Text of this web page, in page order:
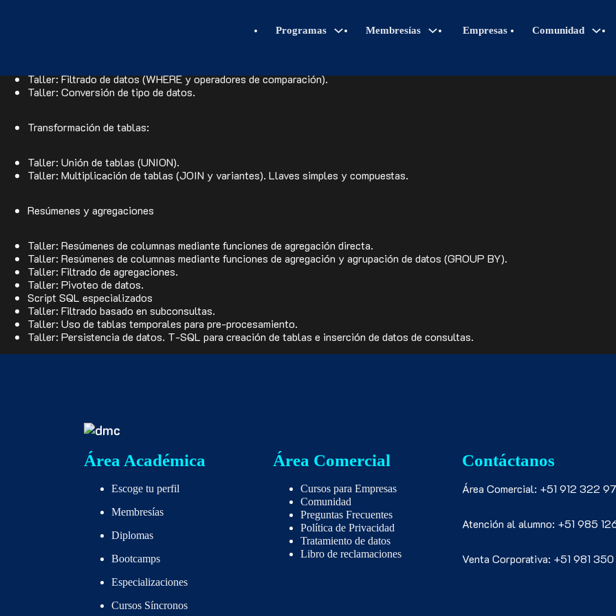
Programas Membresías Empresas Comunidad
Taller: Operaciones entre columnas: operadores y funciones para columnas tipo número, tipo fecha y tipo texto.
Taller: Filtrado de datos (WHERE y operadores de comparación).
Taller: Conversión de tipo de datos.
Transformación de tablas:
Taller: Unión de tablas (UNION).
Taller: Multiplicación de tablas (JOIN y variantes). Llaves simples y compuestas.
Resúmenes y agregaciones
Taller: Resúmenes de columnas mediante funciones de agregación directa.
Taller: Resúmenes de columnas mediante funciones de agregación y agrupación de datos (GROUP BY).
Taller: Filtrado de agregaciones.
Taller: Pivoteo de datos.
Script SQL especializados
Taller: Filtrado basado en subconsultas.
Taller: Uso de tablas temporales para pre-procesamiento.
Taller: Persistencia de datos. T-SQL para creación de tablas e inserción de datos de consultas.
Área Académica
Escoge tu perfil
Membresías
Diplomas
Bootcamps
Especializaciones
Cursos Síncronos
Área Comercial
Cursos para Empresas
Comunidad
Preguntas Frecuentes
Política de Privacidad
Tratamiento de datos
Libro de reclamaciones
Contáctanos
Área Comercial: +51 912 322
Atención al alumno: +51 985
Venta Corporativa: +51 981